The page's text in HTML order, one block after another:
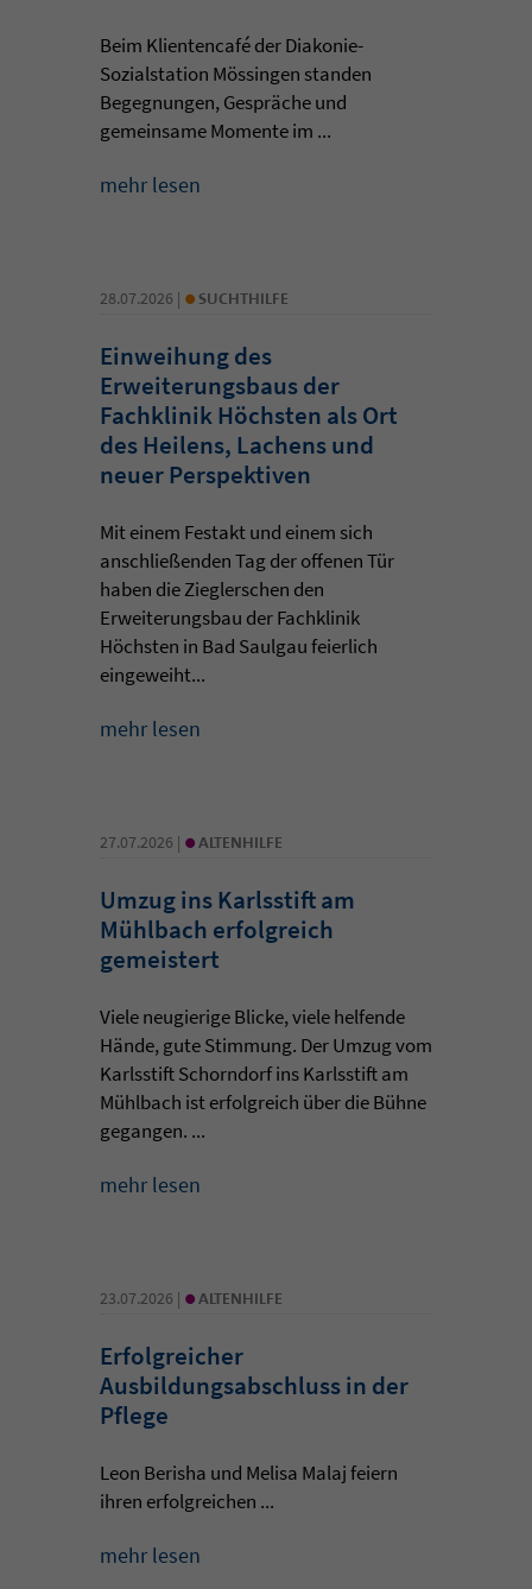
Beim Klientencafé der Diakonie-
Sozialstation Mössingen standen
Begegnungen, Gespräche und
gemeinsame Momente im ...
mehr lesen
28.07.2026 | • SUCHTHILFE
Einweihung des
Erweiterungsbaus der
Fachklinik Höchsten als Ort
des Heilens, Lachens und
neuer Perspektiven
Mit einem Festakt und einem sich
anschließenden Tag der offenen Tür
haben die Zieglerschen den
Erweiterungsbau der Fachklinik
Höchsten in Bad Saulgau feierlich
eingeweiht...
mehr lesen
27.07.2026 | • ALTENHILFE
Umzug ins Karlsstift am
Mühlbach erfolgreich
gemeistert
Viele neugierige Blicke, viele helfende
Hände, gute Stimmung. Der Umzug vom
Karlsstift Schorndorf ins Karlsstift am
Mühlbach ist erfolgreich über die Bühne
gegangen. ...
mehr lesen
23.07.2026 | • ALTENHILFE
Erfolgreicher
Ausbildungsabschluss in der
Pflege
Leon Berisha und Melisa Malaj feiern
ihren erfolgreichen ...
mehr lesen